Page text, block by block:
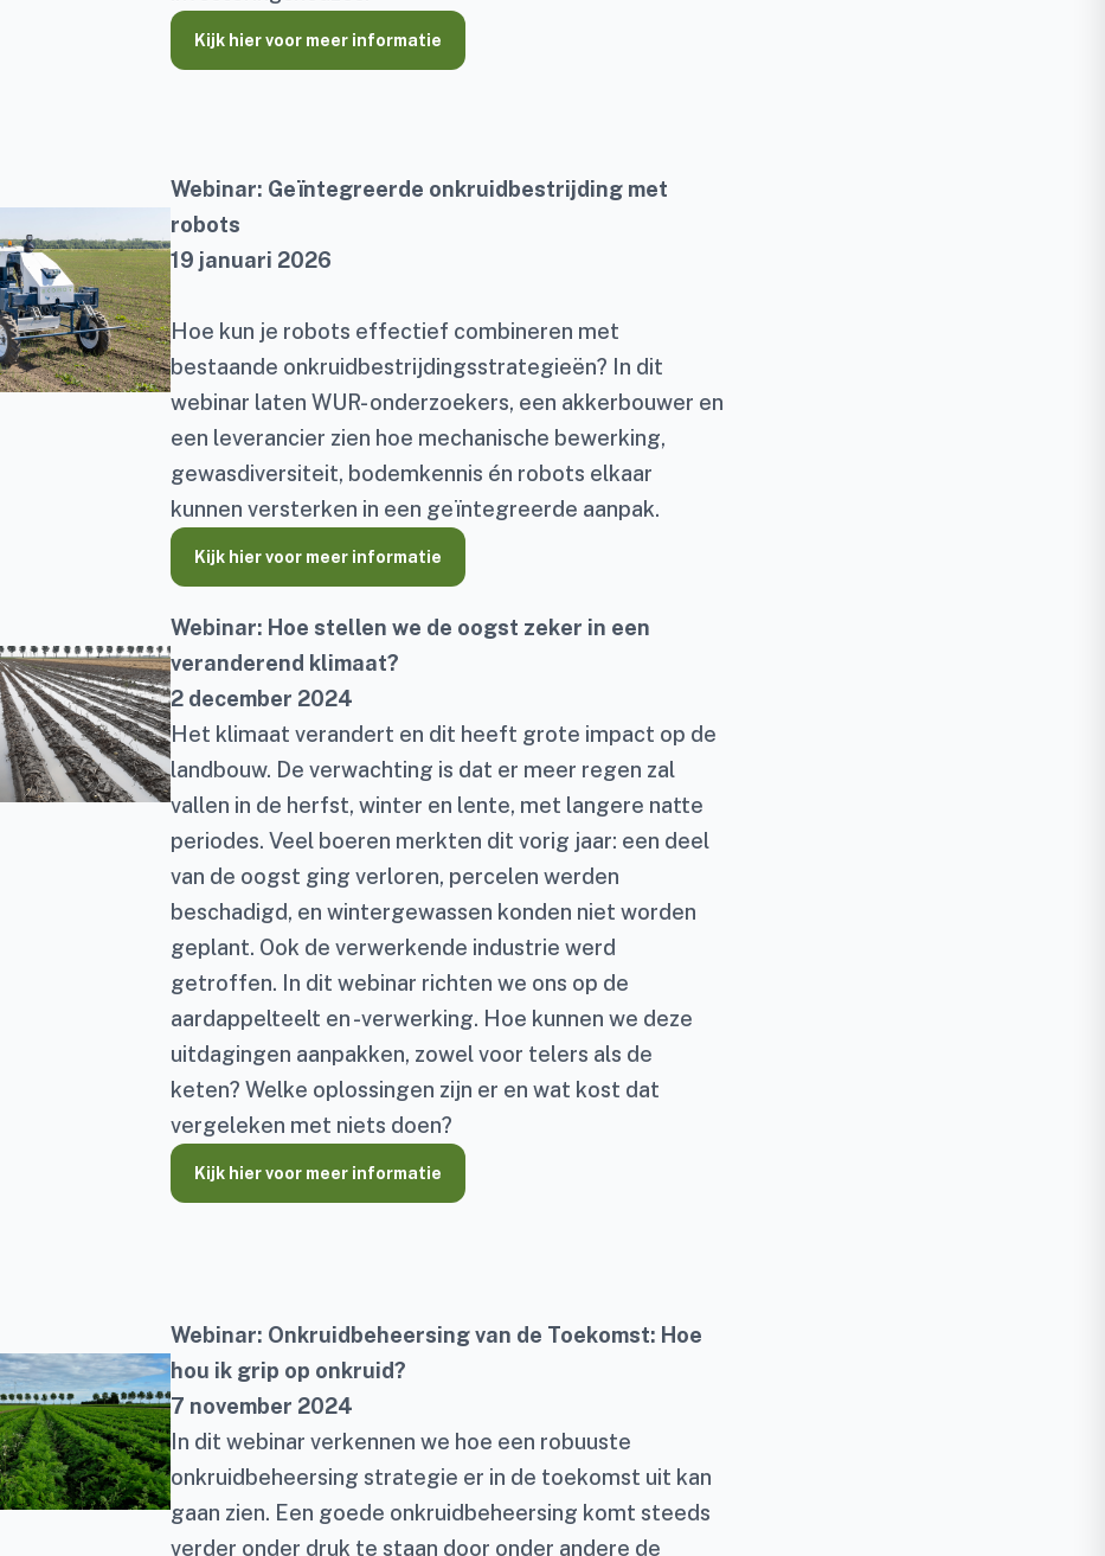
Kijk hier voor meer informatie
Webinar: Geïntegreerde onkruidbestrijding met
robots
19 januari 2026
Hoe kun je robots effectief combineren met
bestaande onkruidbestrijdingsstrategieën? In dit
webinar laten WUR- onderzoekers, een akkerbouwer en
een leverancier zien hoe mechanische bewerking,
gewasdiversiteit, bodemkennis én robots elkaar
kunnen versterken in een geïntegreerde aanpak.
Kijk hier voor meer informatie
Webinar: Hoe stellen we de oogst zeker in een
veranderend klimaat?
2 december 2024
Het klimaat verandert en dit heeft grote impact op de
landbouw. De verwachting is dat er meer regen zal
vallen in de herfst, winter en lente, met langere natte
periodes. Veel boeren merkten dit vorig jaar: een deel
van de oogst ging verloren, percelen werden
beschadigd, en wintergewassen konden niet worden
geplant. Ook de verwerkende industrie werd
getroffen. In dit webinar richten we ons op de
aardappelteelt en -verwerking. Hoe kunnen we deze
uitdagingen aanpakken, zowel voor telers als de
keten? Welke oplossingen zijn er en wat kost dat
vergeleken met niets doen?
Kijk hier voor meer informatie
Webinar: Onkruidbeheersing van de Toekomst: Hoe
hou ik grip op onkruid?
7 november 2024
In dit webinar verkennen we hoe een robuuste
onkruidbeheersing strategie er in de toekomst uit kan
gaan zien. Een goede onkruidbeheersing komt steeds
verder onder druk te staan door onder andere de